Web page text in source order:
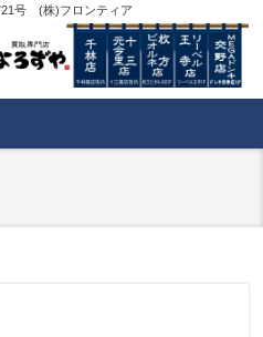
号 (株)フロンティア